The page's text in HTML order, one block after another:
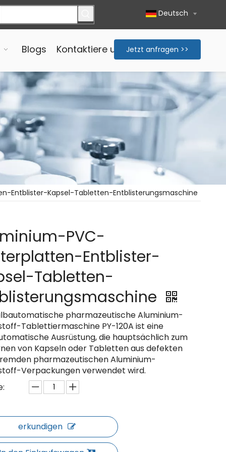
Deutsch
Blogs Kontaktiere unsJetzt anfragen >>
Entblister-Kapsel-Tabletten-Entblisterungsmaschine
PVC-
Entblister-
Tabletten-
pharmazeutische Aluminium-
Tablettiermaschine PY-120A ist eine
Ausrüstung, die hauptsächlich zum
von Kapseln oder Tabletten aus defekten
pharmazeutischen Aluminium-
Verpackungen verwendet wird.
erkundigen